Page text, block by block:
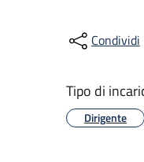
Condividi
Tipo di
Dirigente